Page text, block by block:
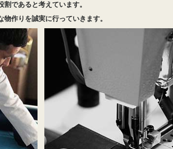
であると考えています。
作りを誠実に行っていきます。